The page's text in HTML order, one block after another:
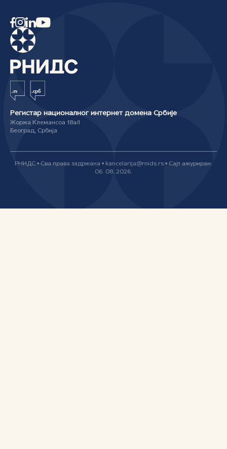
Регистар националног интернет домена Србије
Жоржа Клемансоа 18а/I
Београд, Србија
РНИДС • Сва права задржана • kancelarija@rnids.rs • Сајт ажуриран:
06. 08. 2026.